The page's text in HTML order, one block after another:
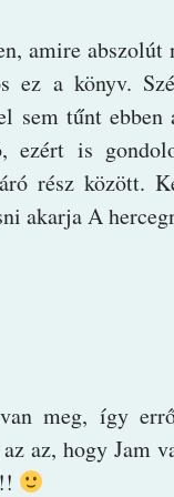
amire
ez a könyv.
sem tűnt ebben
ezért is
rész között.
akarja A
meg, így
az, hogy Jam